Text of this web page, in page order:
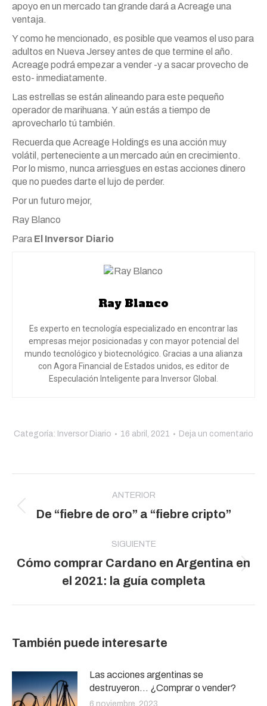
apoyo en un mercado tan grande dará a Acreage una
ventaja.
Y como he mencionado, es posible que veamos el uso para
adultos en Nueva Jersey antes de que termine el año.
Acreage podrá empezar a vender -y a sacar provecho de
esto- inmediatamente.
Las estrellas se están alineando para este pequeño
operador de marihuana. Y aún estás a tiempo de
aprovecharlo tú también.
Recuerda que Acreage Holdings es una acción muy
volátil, perteneciente a un mercado aún en crecimiento.
Por lo mismo, nunca arriesgues en estas acciones dinero
que no puedes darte el lujo de perder.
Por un futuro mejor,
Ray Blanco
Para El Inversor Diario
Ray Blanco
Es experto en tecnología especializado en encontrar las
empresas mejor posicionadas y con mayor potencial del
mundo tecnológico y biotecnológico. Gracias a una alianza
con Agora Financial de Estados unidos, es editor de
Especulación Inteligente para Inversor Global.
Categoría: Inversor Diario 16 abril, 2021 Deja un comentario
entre
publicaciones
ANTERIOR
Publicación
De “fiebre de oro” a “fiebre cripto”
SIGUIENTE
Publicación
siguiente:
Cómo comprar Cardano en Argentina en
el 2021: la guía completa
También puede interesarte
Las acciones argentinas se
destruyeron… ¿Comprar o vender?
6 noviembre, 2023